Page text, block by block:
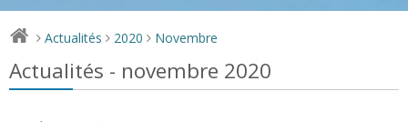
> Actualités > 2020 > Novembre
Actualités - novembre 2020